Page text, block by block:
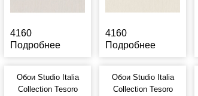
4160
Подробнее
4160
Подробнее
Обои Studio Italia
Collection Tesoro
Обои Studio Italia
Collection Tesoro